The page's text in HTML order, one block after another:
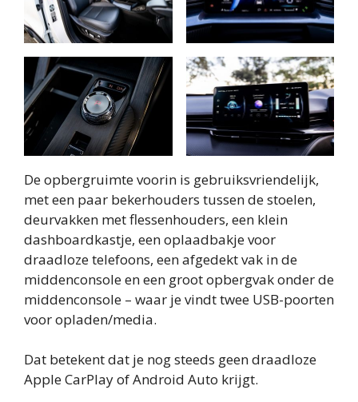
De opbergruimte voorin is gebruiksvriendelijk,
met een paar bekerhouders tussen de stoelen,
deurvakken met flessenhouders, een klein
dashboardkastje, een oplaadbakje voor
draadloze telefoons, een afgedekt vak in de
middenconsole en een groot opbergvak onder de
middenconsole – waar je vindt twee USB-poorten
voor opladen/media.
Dat betekent dat je nog steeds geen draadloze
Apple CarPlay of Android Auto krijgt.